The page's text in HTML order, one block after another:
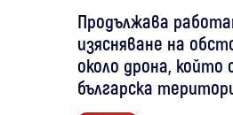
Продължава
изясняване на
около дрона, който
българска